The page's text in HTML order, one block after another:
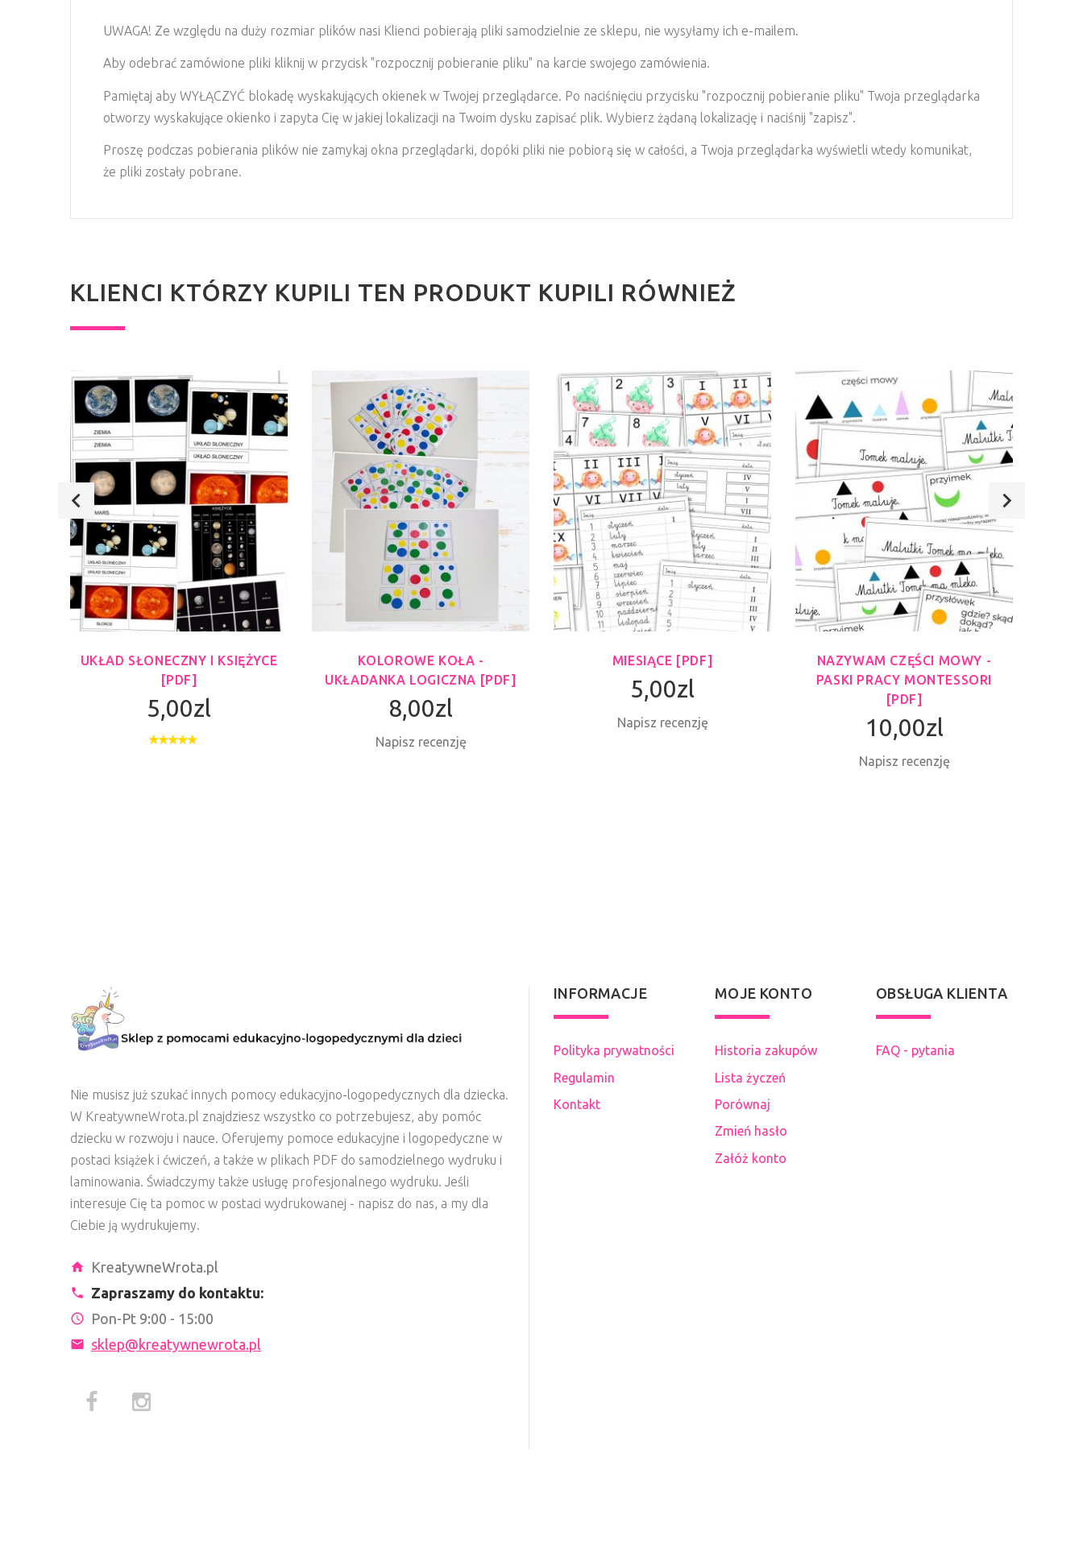
UWAGA! Ze względu na duży rozmiar plików nasi Klienci pobierają pliki samodzielnie ze sklepu, nie wysyłamy ich e-mailem.
Aby odebrać zamówione pliki kliknij w przycisk "rozpocznij pobieranie pliku" na karcie swojego zamówienia.
Pamiętaj aby WYŁĄCZYĆ blokadę wyskakujących okienek w Twojej przeglądarce. Po naciśnięciu przycisku "rozpocznij pobieranie pliku" Twoja przeglądarka
otworzy wyskakujące okienko i zapyta Cię w jakiej lokalizacji na Twoim dysku zapisać plik. Wybierz żądaną lokalizację i naciśnij "zapisz".
Proszę podczas pobierania plików nie zamykaj okna przeglądarki, dopóki pliki nie pobiorą się w całości, a Twoja przeglądarka wyświetli wtedy komunikat,
że pliki zostały pobrane.
KLIENCI KTÓRZY KUPILI TEN PRODUKT KUPILI RÓWNIEŻ
UKŁAD SŁONECZNY I KSIĘŻYCE
[PDF]
5,00zl
KOLOROWE KOŁA -
UKŁADANKA LOGICZNA [PDF]
8,00zl
Napisz recenzję
MIESIĄCE [PDF]
5,00zl
Napisz recenzję
NAZYWAM CZĘŚCI MOWY -
PASKI PRACY MONTESSORI
[PDF]
10,00zl
Napisz recenzję
Nie musisz już szukać innych pomocy edukacyjno-logopedycznych dla dziecka.
W KreatywneWrota.pl znajdziesz wszystko co potrzebujesz, aby pomóc
dziecku w rozwoju i nauce. Oferujemy pomoce edukacyjne i logopedyczne w
postaci książek i ćwiczeń, a także w plikach PDF do samodzielnego wydruku i
laminowania. Świadczymy także usługę profesjonalnego wydruku. Jeśli
interesuje Cię ta pomoc w postaci wydrukowanej - napisz do nas, a my dla
Ciebie ją wydrukujemy.
KreatywneWrota.pl
Zapraszamy do kontaktu:
Pon-Pt 9:00 - 15:00
sklep@kreatywnewrota.pl
INFORMACJE
Polityka prywatności
Regulamin
Kontakt
MOJE KONTO
Historia zakupów
Lista życzeń
Porównaj
Zmień hasło
Załóż konto
OBSŁUGA KLIENTA
FAQ - pytania